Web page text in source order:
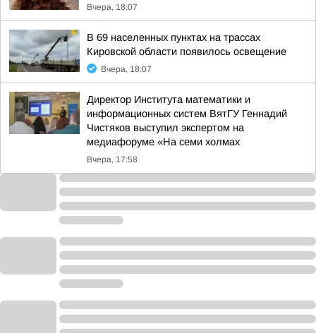
Вчера, 18:07
В 69 населенных пунктах на трассах
Кировской области появилось освещение
Вчера, 18:07
Директор Института математики и
информационных систем ВятГУ Геннадий
Чистяков выступил экспертом на
медиафоруме «На семи холмах
Вчера, 17:58